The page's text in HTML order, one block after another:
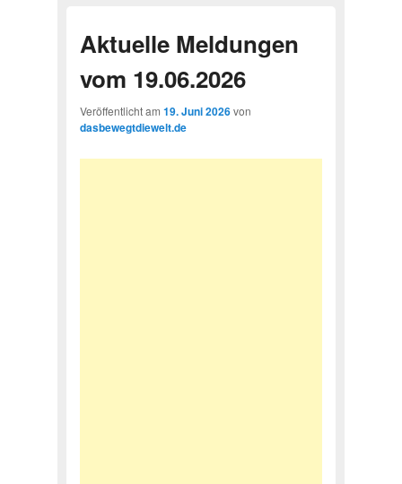
Aktuelle Meldungen
vom 19.06.2026
Veröffentlicht am 19. Juni 2026von
dasbewegtdiewelt.de